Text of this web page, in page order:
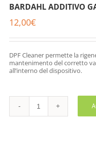
BARDAHL ADDITIVO
12,00€
DPF Cleaner permette la
mantenimento del corretto
all’interno del dispositivo.
BARDAHL
ADDITIVO